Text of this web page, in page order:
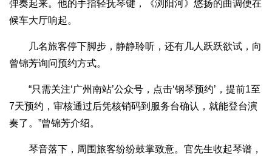
弹奏起来。他的手指轻抚琴键，《浏阳河》悠扬的曲调便在
候车大厅响起。
几名旅客停下脚步，静静聆听，还有几人跃跃欲试，向
曾锦芳询问预约方式。
“只需关注‘广州南站’公众号，点击‘钢琴预约’，提前1至
7天预约，审核通过后凭核销码到服务台确认，就能登台演
奏了。”曾锦芳介绍。
琴音落下，周围旅客纷纷鼓掌致意。官先生收起琴谱，